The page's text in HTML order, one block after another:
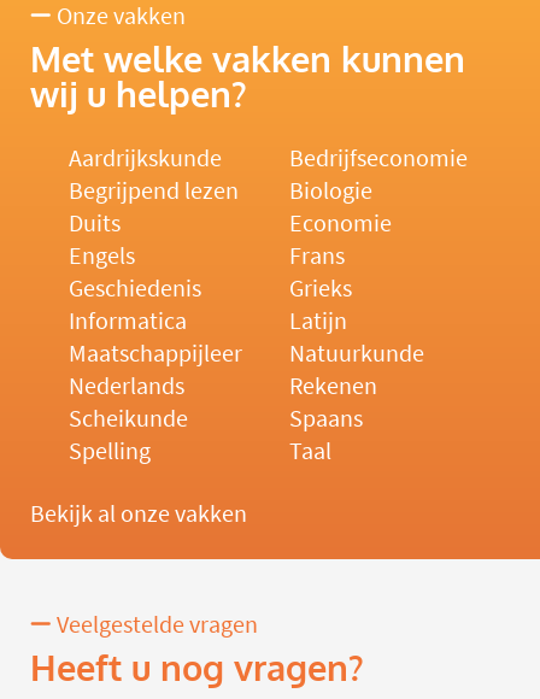
Onze vakken
Met welke vakken kunnen
wij u helpen?
Aardrijkskunde
Bedrijfseconomie
Begrijpend lezen
Biologie
Duits
Economie
Engels
Frans
Geschiedenis
Grieks
Informatica
Latijn
Maatschappijleer
Natuurkunde
Nederlands
Rekenen
Scheikunde
Spaans
Spelling
Taal
Bekijk al onze vakken
Veelgestelde vragen
Heeft u nog vragen?